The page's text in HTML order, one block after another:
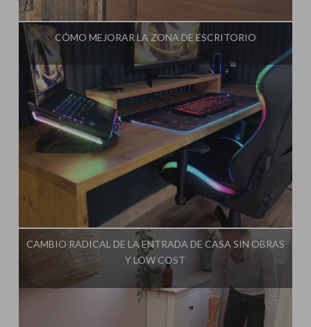
CÓMO MEJORAR LA ZONA DE ESCRITORIO
Influencer:
CAMBIO RADICAL DE LA ENTRADA DE CASA SIN OBRAS
Y LOW COST